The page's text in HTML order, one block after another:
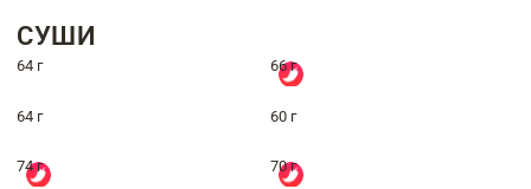
СУШИ
64 г 66 г
64 г 60 г
74 г 70 г